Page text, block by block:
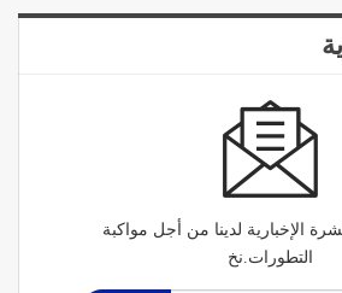
الإخبارية لدينا من أجل مواكبة
التطورات.نخ